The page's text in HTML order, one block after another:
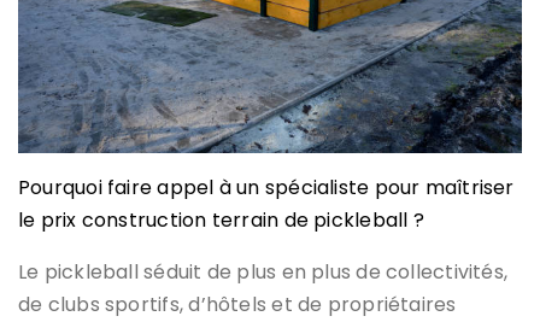
Pourquoi faire appel à un spécialiste pour maîtriser
le prix construction terrain de pickleball ?
Le pickleball séduit de plus en plus de collectivités,
de clubs sportifs, d’hôtels et de propriétaires